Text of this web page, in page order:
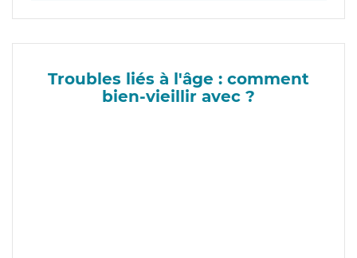
Troubles liés à l'âge : comment
bien-vieillir avec ?